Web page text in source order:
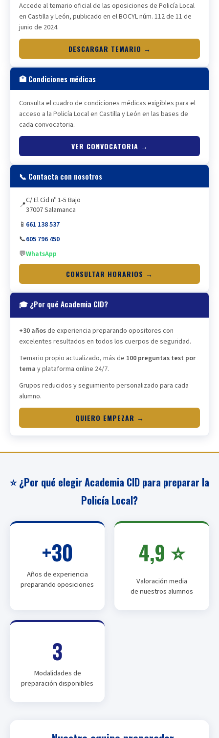
Accede al temario oficial de las oposiciones de Policía Local
en Castilla y León, publicado en el BOCYL núm. 112 de 11 de
junio de 2024.
DESCARGAR TEMARIO →
🏥 Condiciones médicas
Consulta el cuadro de condiciones médicas exigibles para el
acceso a la Policía Local en Castilla y León en las bases de
cada convocatoria.
VER CONVOCATORIA →
📞 Contacta con nosotros
📍C/ El Cid nº 1-5 Bajo
37007 Salamanca
📱 661 138 537
📞605 796 450
💬WhatsApp
CONSULTAR HORARIOS →
🎓 ¿Por qué Academia CID?
+30 añosde experiencia preparando opositores con
excelentes resultados en todos los cuerpos de seguridad.
Temario propio actualizado, más de 100 preguntas test por
tema y plataforma online 24/7.
Grupos reducidos y seguimiento personalizado para cada
alumno.
QUIERO EMPEZAR →
⭐ ¿Por qué elegir Academia CID para preparar la
Policía Local?
+30
Años de experiencia
preparando oposiciones
4,9 ⭐
Valoración media
de nuestros alumnos
3
Modalidades de
preparación disponibles